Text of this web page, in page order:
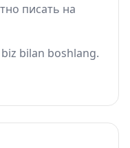
писать на
bilan boshlang.